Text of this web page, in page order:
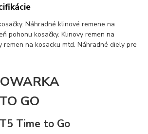
Náhradné klinové remene na
pohonu kosačky. Klinovy remen na
remen na kosacku mtd. Náhradné diely pre
GO
Time to Go